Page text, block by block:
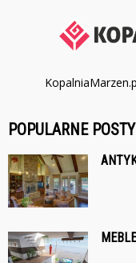
POPULARNE POSTY